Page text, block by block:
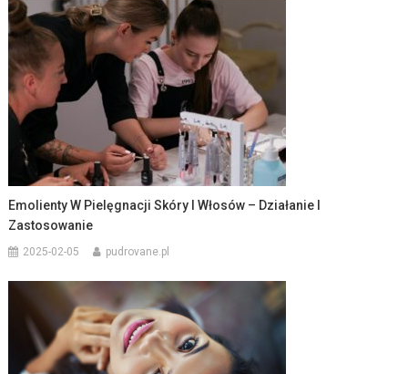
Emolienty W Pielęgnacji Skóry I Włosów – Działanie I
Zastosowanie
2025-02-05 pudrovane.pl